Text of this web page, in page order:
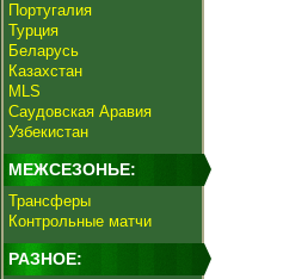
Португалия
Турция
Беларусь
Казахстан
MLS
Саудовская Аравия
Узбекистан
МЕЖСЕЗОНЬЕ:
Трансферы
Контрольные матчи
РАЗНОЕ: